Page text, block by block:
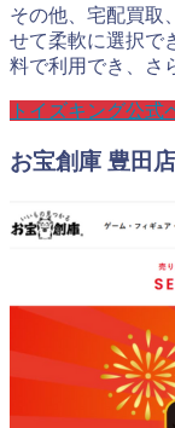
その他、宅配買取
せて柔軟に選択で
料で利用でき、さ
トイズキング公
お宝創庫 豊田店